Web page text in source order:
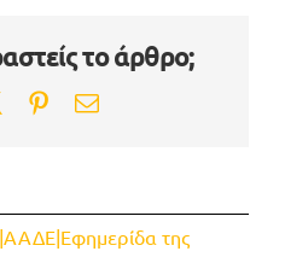
το άρθρο;
TwitterPinterest
Email
της